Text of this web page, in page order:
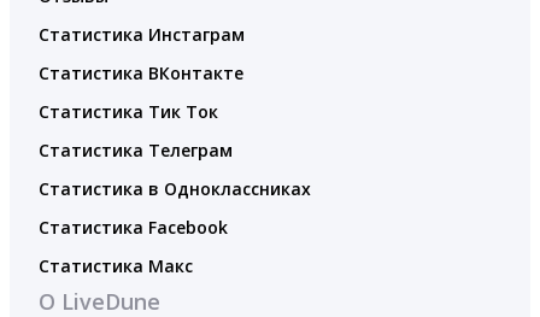
Статистика Инстаграм
Статистика ВКонтакте
Статистика Тик Ток
Статистика Телеграм
Статистика в Одноклассниках
Статистика Facebook
Статистика Макс
О LiveDune